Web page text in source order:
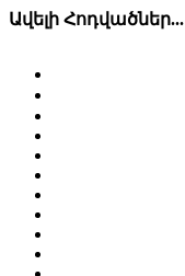
Ավելի Հոդվածներ...